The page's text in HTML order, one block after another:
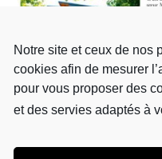
Notre site et ceux de nos
cookies afin de mesurer
pour vous proposer des
et des servies adaptés à